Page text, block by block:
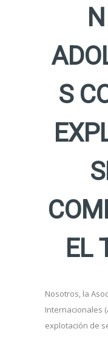
S
EL
Nosotros, la
Internacionales
explotación de